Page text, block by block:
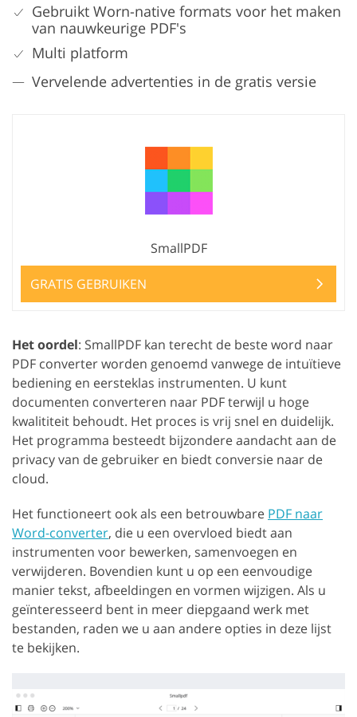
Gebruikt Worn-native formats voor het maken
van nauwkeurige PDF's
Multi platform
Vervelende advertenties in de gratis versie
SmallPDF
GRATIS GEBRUIKEN
Het oordel: SmallPDF kan terecht de beste word naar
PDF converter worden genoemd vanwege de intuïtieve
bediening en eersteklas instrumenten. U kunt
documenten converteren naar PDF terwijl u hoge
kwalititeit behoudt. Het proces is vrij snel en duidelijk.
Het programma besteedt bijzondere aandacht aan de
privacy van de gebruiker en biedt conversie naar de
cloud.
Het functioneert ook als een betrouwbare PDF naar
Word-converter, die u een overvloed biedt aan
instrumenten voor bewerken, samenvoegen en
verwijderen. Bovendien kunt u op een eenvoudige
manier tekst, afbeeldingen en vormen wijzigen. Als u
geïnteresseerd bent in meer diepgaand werk met
bestanden, raden we u aan andere opties in deze lijst
te bekijken.